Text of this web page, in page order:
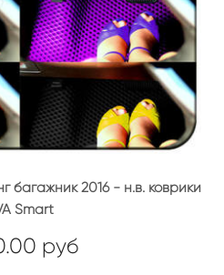
багажник 2016 - н.в. коврики
Smart
руб